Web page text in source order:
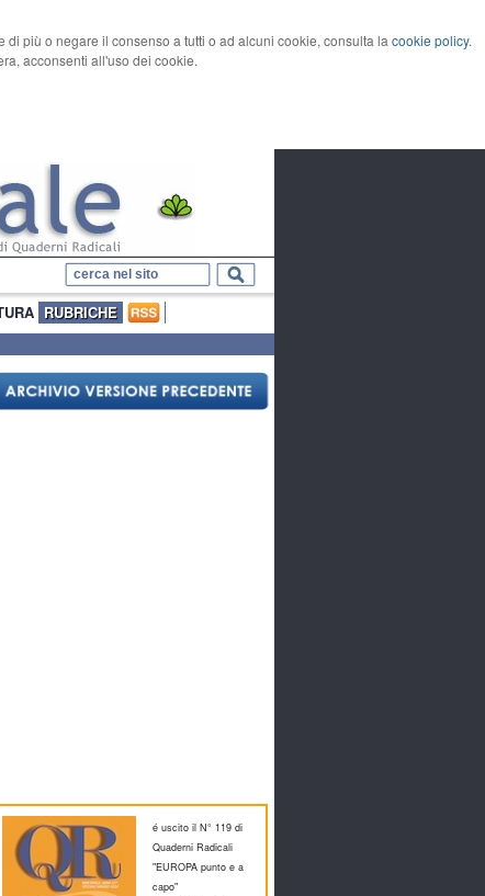
più o negare il consenso a tutti o ad alcuni cookie, consulta la cookie policy.
acconsenti all'uso dei cookie.
RUBRICHE
é uscito il N° 119 di
Quaderni Radicali
"EUROPA punto e a
capo"